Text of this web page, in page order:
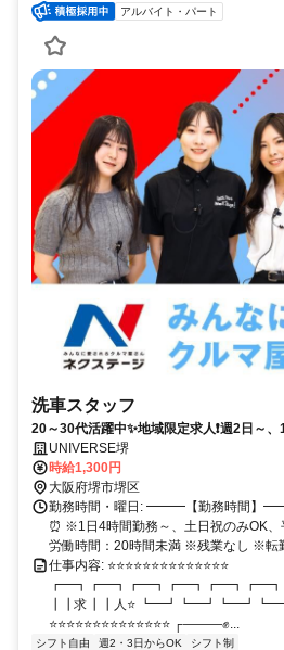
アルバイト・パート
洗車スタッフ
20～30代活躍中✨地域限定求人❗週2日～
主婦（夫）・学生・フリーター活躍中✨ス
働けます✨
UNIVERSE堺
時給1,300円
大阪府堺市堺区
勤務時間・曜日: ━━━【勤務時間】
⏰ ※1日4時間勤務～、土日祝のみOK
労働時間：20時間未満 ※残業なし ※転
仕事内容: ⭐⭐⭐⭐⭐⭐⭐⭐⭐⭐⭐⭐⭐⭐
┏━┓┏━┓┏━┓┏━┓┏━┓┏━┓ ┃
┃┃求┃┃人⭐
⭐⭐⭐⭐⭐⭐⭐⭐⭐⭐⭐⭐⭐⭐ ┌―――✊...
シフト自由 週2・3日からOK シフト制